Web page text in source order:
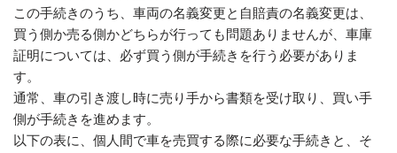
この手続きのうち、車両の名義変更と自賠責の名義変更は、
買う側か売る側かどちらが行っても問題ありませんが、車庫
証明については、必ず買う側が手続きを行う必要がありま
す。
通常、車の引き渡し時に売り手から書類を受け取り、買い手
側が手続きを進めます。
以下の表に、個人間で車を売買する際に必要な手続きと、そ